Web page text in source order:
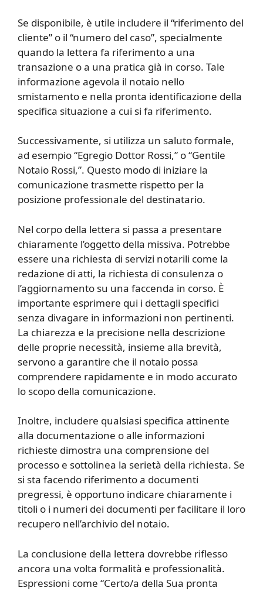
Se disponibile, è utile includere il “riferimento del
cliente” o il “numero del caso”, specialmente
quando la lettera fa riferimento a una
transazione o a una pratica già in corso. Tale
informazione agevola il notaio nello
smistamento e nella pronta identificazione della
specifica situazione a cui si fa riferimento.
Successivamente, si utilizza un saluto formale,
ad esempio “Egregio Dottor Rossi,” o “Gentile
Notaio Rossi,”. Questo modo di iniziare la
comunicazione trasmette rispetto per la
posizione professionale del destinatario.
Nel corpo della lettera si passa a presentare
chiaramente l’oggetto della missiva. Potrebbe
essere una richiesta di servizi notarili come la
redazione di atti, la richiesta di consulenza o
l’aggiornamento su una faccenda in corso. È
importante esprimere qui i dettagli specifici
senza divagare in informazioni non pertinenti.
La chiarezza e la precisione nella descrizione
delle proprie necessità, insieme alla brevità,
servono a garantire che il notaio possa
comprendere rapidamente e in modo accurato
lo scopo della comunicazione.
Inoltre, includere qualsiasi specifica attinente
alla documentazione o alle informazioni
richieste dimostra una comprensione del
processo e sottolinea la serietà della richiesta. Se
si sta facendo riferimento a documenti
pregressi, è opportuno indicare chiaramente i
titoli o i numeri dei documenti per facilitare il loro
recupero nell’archivio del notaio.
La conclusione della lettera dovrebbe riflesso
ancora una volta formalità e professionalità.
Espressioni come “Certo/a della Sua pronta